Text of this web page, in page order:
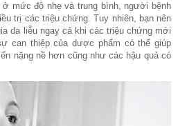
mức độ nhẹ và trung bình, người bệnh
trị các triệu chứng. Tuy nhiên, bạn nên
da liễu ngay cả khi các triệu chứng mới
can thiệp của dược phẩm có thể giúp
nặng nề hơn cũng như các hậu quả có